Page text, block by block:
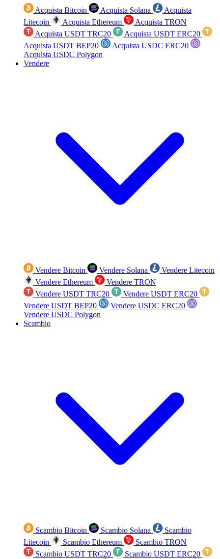
Acquista Bitcoin Acquista Solana
Acquista
Litecoin
Acquista Ethereum
Acquista TRON
Acquista USDT TRC20
Acquista USDT ERC20
Acquista USDT BEP20
Acquista USDC ERC20
Acquista USDC Polygon
Vendere
Vendere Bitcoin Vendere Solana
Vendere Litecoin
Vendere Ethereum
Vendere TRON
Vendere USDT TRC20
Vendere USDT ERC20
Vendere USDT BEP20
Vendere USDC ERC20
Vendere USDC Polygon
Scambio
Scambio Bitcoin Scambio Solana
Scambio
Litecoin
Scambio Ethereum
Scambio TRON
Scambio USDT TRC20
Scambio USDT ERC20